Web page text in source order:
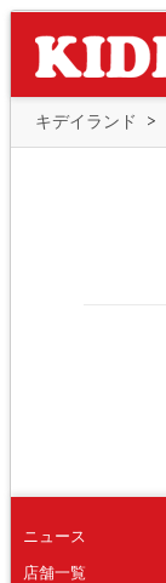
キデイランド >
ニュース
店舗一覧